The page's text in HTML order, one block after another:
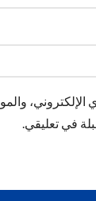
في تعليقي.